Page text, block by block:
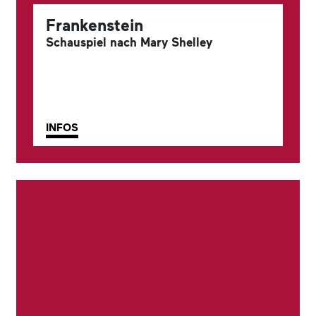
Frankenstein
Schauspiel nach Mary Shelley
INFOS